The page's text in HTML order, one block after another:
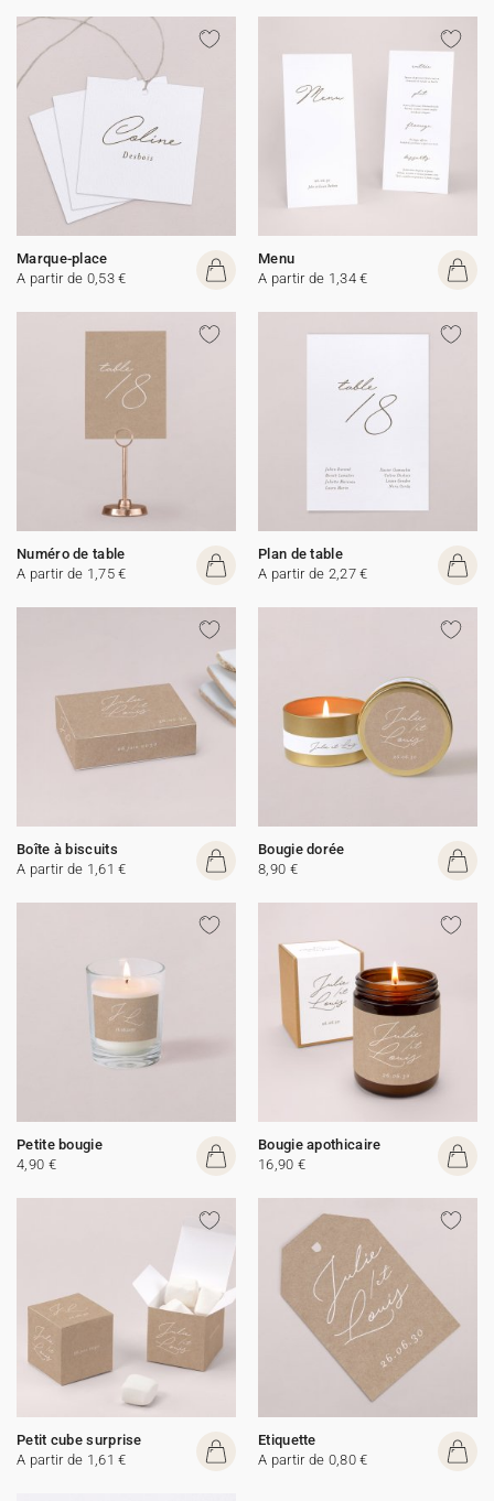
Marque-place
A partir de 0,53 €
Menu
A partir de 1,34 €
Numéro de table
A partir de 1,75 €
Plan de table
A partir de 2,27 €
Boîte à biscuits
A partir de 1,61 €
Bougie dorée
8,90 €
Petite bougie
4,90 €
Bougie apothicaire
16,90 €
Petit cube surprise
A partir de 1,61 €
Etiquette
A partir de 0,80 €